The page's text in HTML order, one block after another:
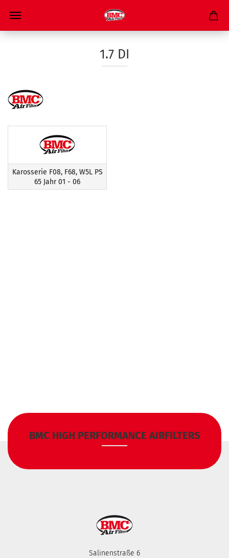
1.7 DI
Karosserie F08, F68, W5L PS
65 Jahr 01 - 06
BMC HIGH PERFORMANCE AIRFILTERS
Salinenstraße 6